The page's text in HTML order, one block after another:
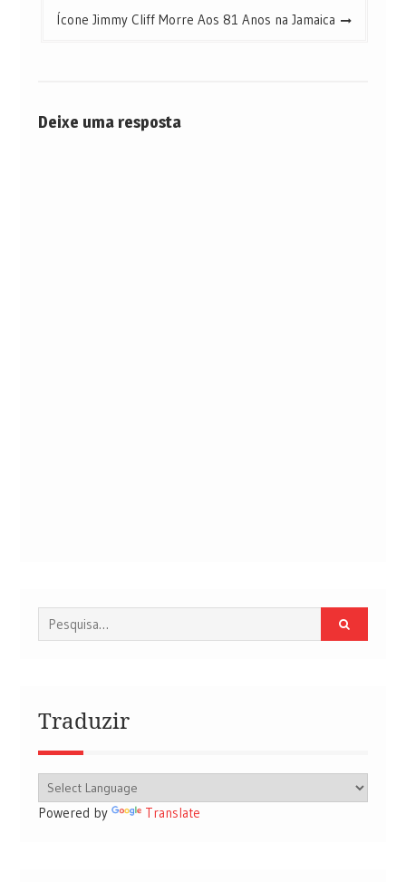
Ícone Jimmy Cliff Morre Aos 81 Anos na Jamaica
Deixe uma resposta
Procurar
por:
Traduzir
Powered by Translate